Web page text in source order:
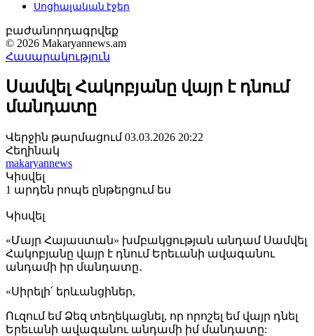
Սոցիալական էջեր
բաժանորդագրվեք
© 2026 Makaryannews.am
Հասարակություն
Սամվել Հակոբյանը վայր է դնում
մանդատը
Վերջին թարմացում 03.03.2026 20:22
Հեղինակ
makaryannews
Կիսվել
1 արդեն րոպե ընթերցում ես
Կիսվել
«Մայր Հայաստան» խմբակցության անդամ Սամվել
Հակոբյանը վայր է դնում Երեւանի ավագանու
անդամի իր մանդատը․
«Սիրելի՛ երևանցիներ,
Ուզում եմ Ձեզ տեղեկացնել, որ որոշել եմ վայր դնել
Երեւանի ավագանու անդամի իմ մանդատը: